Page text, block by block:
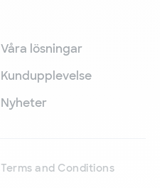
Våra lösningar
Kundupplevelse
Nyheter
Terms and Conditions